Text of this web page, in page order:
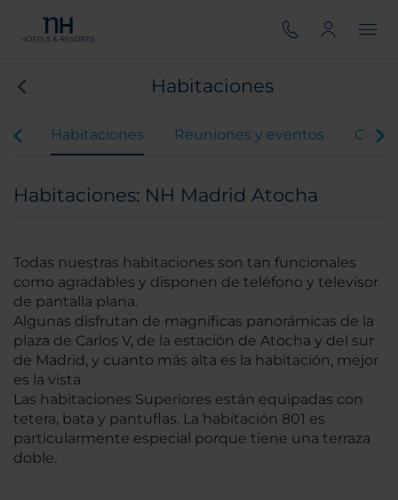
Habitaciones
Habitaciones Reuniones y eventos
Habitaciones: NH Madrid Atocha
Todas nuestras habitaciones son tan funcionales
como agradables y disponen de teléfono y televisor
de pantalla plana.
Algunas disfrutan de magníficas panorámicas de la
plaza de Carlos V, de la estación de Atocha y del sur
de Madrid, y cuanto más alta es la habitación, mejor
es la vista.
Las habitaciones Superiores están equipadas con
tetera, bata y pantuflas. La habitación 801 es
particularmente especial porque tiene una terraza
doble.